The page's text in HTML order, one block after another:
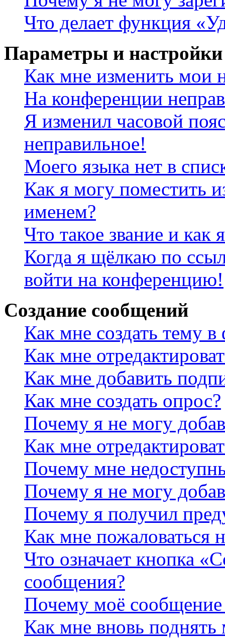
Что делает функция
Параметры и настройки
Как мне изменить мои
На конференции
Я изменил часовой
неправильное!
Моего языка нет в
Как я могу поместить
именем?
Что такое звание и как
Когда я щёлкаю по
войти на конференцию!
Создание сообщений
Как мне создать тему
Как мне
Как мне добавить
Как мне создать опрос?
Почему я не могу
Как мне
Почему мне
Почему я не могу
Почему я получил
Как мне пожаловаться
Что означает кнопка
сообщения?
Почему моё сообщение
Как мне вновь